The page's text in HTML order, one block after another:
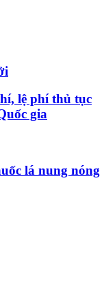
lệ phí thủ tục
gia
lá nung nóng